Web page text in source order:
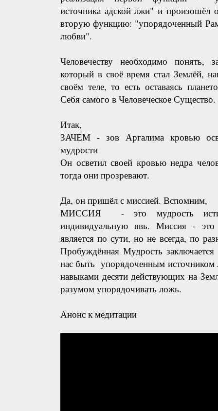
источника адской лжи" и произошёл
вторую функцию: "упорядоченный
любви".
Человечеству необходимо
который в своё время стал Землёй,
своём теле, то есть оставаясь
Себя самого в Человеческое Существо.
Итак,
ЗАЧЕМ - зов Аргалима кровью
мудрости
Он осветил своей кровью недра
тогда они прозревают.
Да, он пришёл с миссией. Вспомним,
МИССИЯ - это мудрость
индивидуальную явь. Миссия -
является по сути, но не всегда, по
Пробуждённая Мудрость
нас быть упорядоченным
навыками десяти действующих на
разумом упорядочивать ложь.
Анонс к медитации